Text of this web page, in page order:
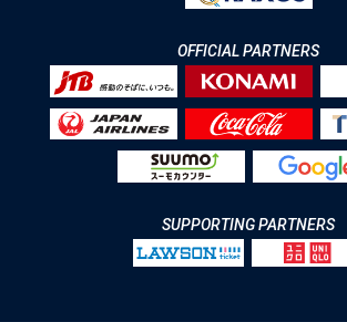
OFFICIAL PARTNERS
SUPPORTING PARTNERS